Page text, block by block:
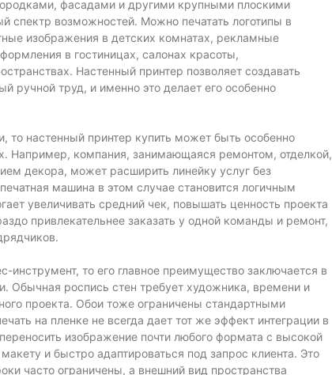
фасадами и другими крупными плоскими
спектр возможностей. Можно печатать логотипы в
изображения в детских комнатах, рекламные
в гостиницах, салонах красоты,
Настенный принтер позволяет создавать
ручной труд, и именно это делает его особенно
то настенный принтер купить может быть особенно
Например, компания, занимающаяся ремонтом, отделкой,
декора, может расширить линейку услуг без
машина в этом случае становится логичным
увеличивать средний чек, повышать ценность проекта
привлекательнее заказать у одной команды и ремонт,
инструмент, то его главное преимущество заключается в
Обычная роспись стен требует художника, времени и
проекта. Обои тоже ограничены стандартными
на пленке не всегда дает тот же эффект интеграции в
изображение почти любого формата с высокой
и быстро адаптироваться под запрос клиента. Это
часто ограничены, а внешний вид пространства